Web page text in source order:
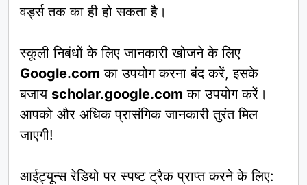
वर्ड्स तक का ही हो सकता है।
स्कूली निबंधों के लिए जानकारी खोजने के लिए
Google.com का उपयोग करना बंद करें, इसके
बजाय scholar.google.com का उपयोग करें।
आपको और अधिक प्रासंगिक जानकारी तुरंत मिल
जाएगी!
आईट्यून्स रेडियो पर स्पष्ट ट्रैक प्राप्त करने के लिए: